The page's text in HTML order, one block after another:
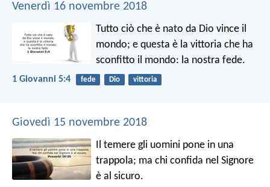
Venerdì 16 novembre 2018
Tutto ciò che è nato da Dio vince il
mondo; e questa è la vittoria che ha
sconfitto il mondo: la nostra fede.
1 Giovanni 5:4 fede Dio vittoria
Giovedì 15 novembre 2018
Il temere gli uomini pone in una
trappola; ma chi confida nel Signore
è al sicuro.